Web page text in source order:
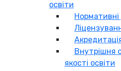
освіти
Внутрішня
якості освіти